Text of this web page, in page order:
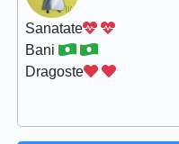
Sanatate
Bani
Dragoste